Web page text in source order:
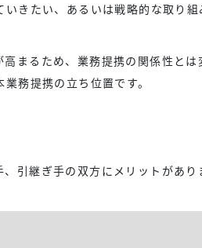
きたい、あるいは戦略的な取り組
まるため、業務提携の関係性とは
務提携の立ち位置です。
引継ぎ手の双方にメリットがあり